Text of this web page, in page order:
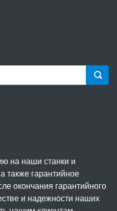
на наши станки и
также гарантийное
окончания гарантийного
и надежности наших